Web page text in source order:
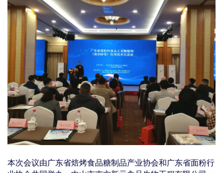
本次会议由广东省焙烤食品糖制品产业协会和广东省面粉行